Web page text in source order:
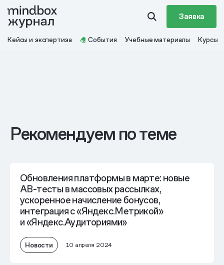
Заявка
Кейсы и экспертиза События Учебные материалы Курсы
Рекомендуем по теме
Обновления платформы в марте: новые
AB-тесты в массовых рассылках,
ускоренное начисление бонусов,
интеграция с «Яндекс.Метрикой»
и «Яндекс.Аудиториями»
Новости 10 апреля 2024